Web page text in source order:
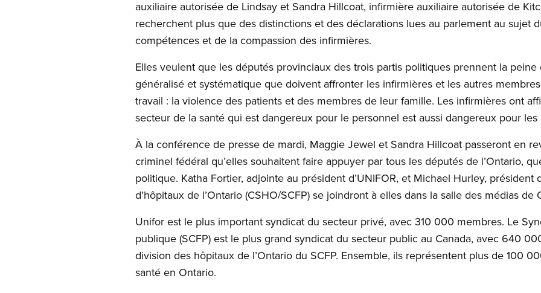
auxiliaire autorisée de Lindsay et Sandra Hillcoat, infirmière auxiliaire autorisée de
recherchent plus que des distinctions et des déclarations lues au parlement au sujet
compétences et de la compassion des infirmières.
Elles veulent que les députés provinciaux des trois partis politiques prennent la peine
généralisé et systématique que doivent affronter les infirmières et les autres
travail : la violence des patients et des membres de leur famille. Les infirmières ont
secteur de la santé qui est dangereux pour le personnel est aussi dangereux pour les
À la conférence de presse de mardi, Maggie Jewel et Sandra Hillcoat passeront en
criminel fédéral qu’elles souhaitent faire appuyer par tous les députés de l’Ontario,
politique. Katha Fortier, adjointe au président d’UNIFOR, et Michael Hurley, président
d’hôpitaux de l’Ontario (CSHO/SCFP) se joindront à elles dans la salle des médias de
Unifor est le plus important syndicat du secteur privé, avec 310 000 membres. Le
publique (SCFP) est le plus grand syndicat du secteur public au Canada, avec 640
division des hôpitaux de l’Ontario du SCFP. Ensemble, ils représentent plus de 100
santé en Ontario.